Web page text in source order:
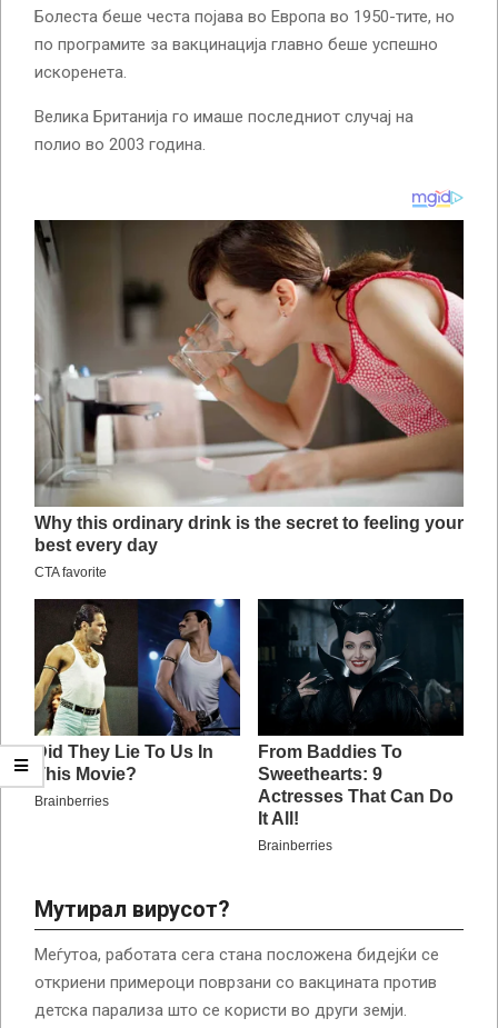
Болеста беше честа појава во Европа во 1950-тите, но
по програмите за вакцинација главно беше успешно
искоренета.
Велика Британија го имаше последниот случај на
полио во 2003 година.
Мутирал вирусот?
Меѓутоа, работата сега стана посложена бидејќи се
откриени примероци поврзани со вакцината против
детска парализа што се користи во други земји.